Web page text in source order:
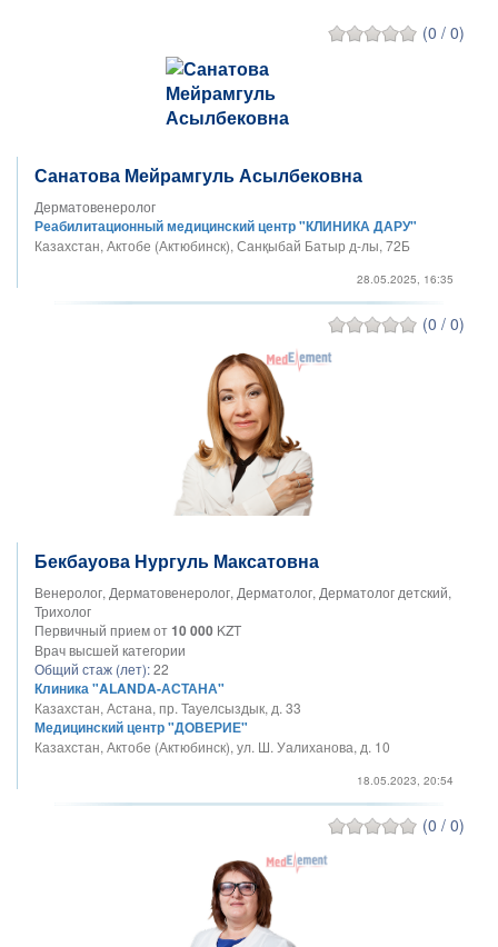
(0 / 0)
Санатова Мейрамгуль Асылбековна
Дерматовенеролог
Реабилитационный медицинский центр "КЛИНИКА ДАРУ"
Казахстан, Актобе (Актюбинск), Санқыбай Батыр д-лы, 72Б
28.05.2025, 16:35
(0 / 0)
Бекбауова Нургуль Максатовна
Венеролог, Дерматовенеролог, Дерматолог, Дерматолог детский,
Трихолог
Первичный прием от10 000 KZT
Врач высшей категории
Общий стаж (лет):22
Клиника "ALANDA-АСТАНА"
Казахстан, Астана, пр. Тауелсыздык, д. 33
Медицинский центр "ДОВЕРИЕ"
Казахстан, Актобе (Актюбинск), ул. Ш. Уалиханова, д. 10
18.05.2023, 20:54
(0 / 0)